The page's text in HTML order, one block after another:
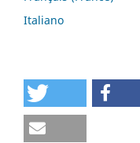
Italiano